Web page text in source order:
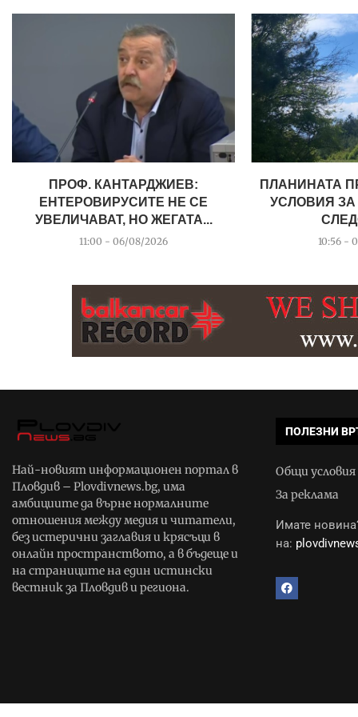
ПРОФ. КАНТАРДЖИЕВ:
ЕНТЕРОВИРУСИТЕ НЕ СЕ
УВЕЛИЧАВАТ, НО ЖЕГАТА...
11:00 - 06/08/2026
ПЛАНИНАТА
УСЛОВИЯ ЗА
10:56 -
Най-новият информационен портал в
Пловдив – Plovdivnews.bg, има
амбициите да върне нормалните
отношения между медия и читатели,
без истерични заглавия и крясъци в
онлайн пространството, а в бъдеще и
на страниците на един истински
вестник за Пловдив и региона.
ПОЛЕЗНИ
Общи условия
За реклама
Имате
на: